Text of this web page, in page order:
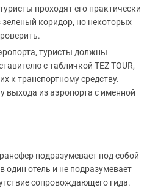
проходят его практически
зеленый коридор, но некоторых
туристы должны
с табличкой TEZ TOUR,
к транспортному средству.
выхода из аэропорта с именной
подразумевает под собой
один отель и не подразумевает
сопровождающего гида.